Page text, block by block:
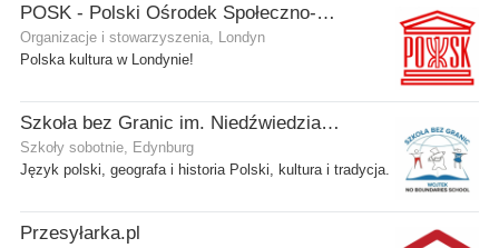
POSK - Polski Ośrodek Społeczno-Kulturalny
Organizacje i stowarzyszenia, Londyn
Polska kultura w Londynie!
Szkoła bez Granic im. Niedźwiedzia Wojtka
Szkoły sobotnie, Edynburg
Język polski, geografa i historia Polski, kultura i tradycja.
Przesyłarka.pl